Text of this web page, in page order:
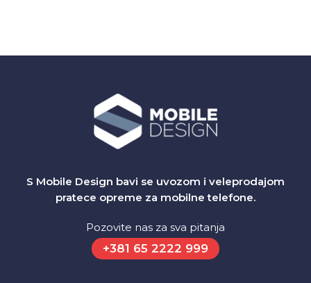
S Mobile Design bavi se uvozom i veleprodajom
pratece opreme za mobilne telefone.
Pozovite nas za sva pitanja
+381 65 2222 999